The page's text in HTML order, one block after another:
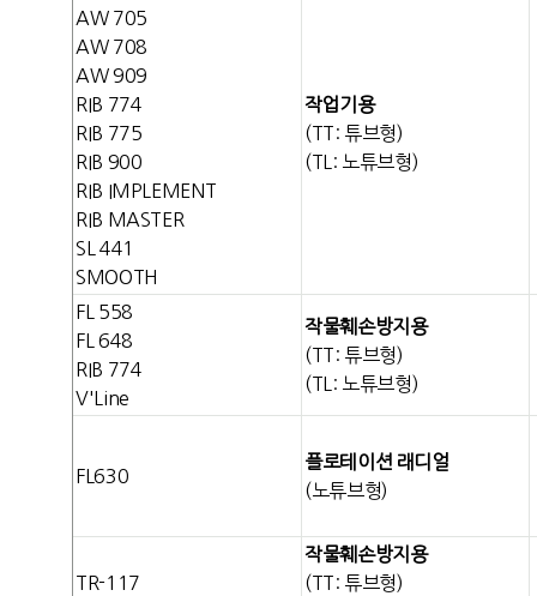
AW 705
AW 708
AW 909
RIB 774
RIB 775
RIB 900
RIB IMPLEMENT
RIB MASTER
SL 441
SMOOTH
작업기용
(TT: 튜브형)
(TL: 노튜브형)
FL 558
FL 648
RIB 774
V'Line
작물훼손방지용
(TT: 튜브형)
(TL: 노튜브형)
FL630
플로테이션 래디얼
(노튜브형)
TR-117
작물훼손방지용
(TT: 튜브형)